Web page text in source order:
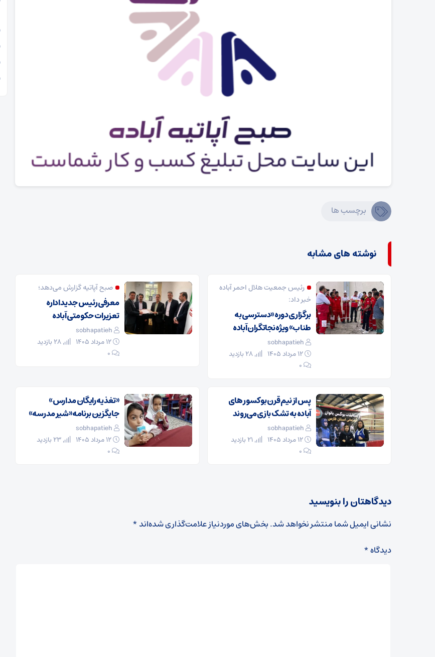
برچسب ها
نوشته های مشابه
رئیس جمعیت هلال احمر آباده
خبر داد:
برگزاری دوره «دسترسی به
طناب» ویژه نجاتگران آباده
sobhapatieh
۰
صبح آپاتیه گزارش می‌دهد؛
معرفی رئیس جدید اداره
تعزیرات حکومتی آباده
sobhapatieh
۱۲ مرداد ۱۴۰۵
28 بازدید
۰
پس از نیم قرن بوکسور های
آباده به تشک بازی می‌روند
sobhapatieh
۰
«تغذیه رایگان مدارس»
جایگزین برنامه «شیر مدرسه»
sobhapatieh
۱۲ مرداد ۱۴۰۵
23 بازدید
۰
دیدگاهتان را بنویسید
نشانی ایمیل شما منتشر نخواهد شد.بخش‌های موردنیاز علامت‌گذاری شده‌اند*
دیدگاه*